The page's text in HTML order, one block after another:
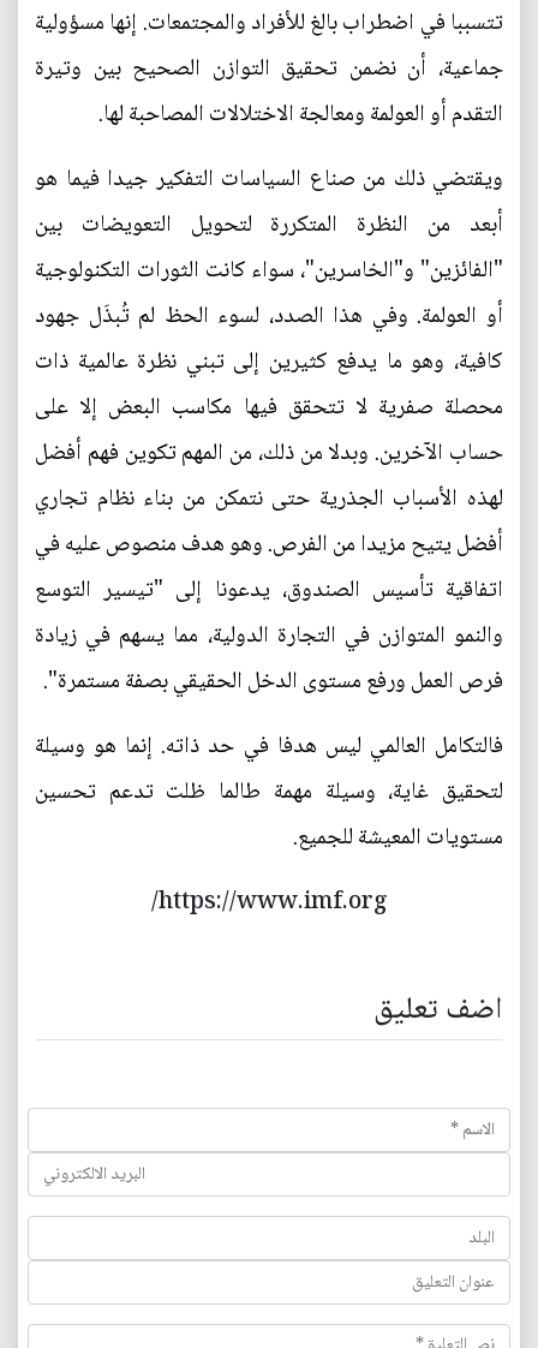
تتسببا في اضطراب بالغ للأفراد والمجتمعات. إنها مسؤولية
جماعية، أن نضمن تحقيق التوازن الصحيح بين وتيرة
التقدم أو العولمة ومعالجة الاختلالات المصاحبة لها.
ويقتضي ذلك من صناع السياسات التفكير جيدا فيما هو
أبعد من النظرة المتكررة لتحويل التعويضات بين
"الفائزين" و"الخاسرين"، سواء كانت الثورات التكنولوجية
أو العولمة. وفي هذا الصدد، لسوء الحظ لم تُبذَل جهود
كافية، وهو ما يدفع كثيرين إلى تبني نظرة عالمية ذات
محصلة صفرية لا تتحقق فيها مكاسب البعض إلا على
حساب الآخرين. وبدلا من ذلك، من المهم تكوين فهم أفضل
لهذه الأسباب الجذرية حتى نتمكن من بناء نظام تجاري
أفضل يتيح مزيدا من الفرص. وهو هدف منصوص عليه في
اتفاقية تأسيس الصندوق، يدعونا إلى "تيسير التوسع
والنمو المتوازن في التجارة الدولية، مما يسهم في زيادة
فرص العمل ورفع مستوى الدخل الحقيقي بصفة مستمرة".
فالتكامل العالمي ليس هدفا في حد ذاته. إنما هو وسيلة
لتحقيق غاية، وسيلة مهمة طالما ظلت تدعم تحسين
مستويات المعيشة للجميع.
https://www.imf.org/
اضف تعليق